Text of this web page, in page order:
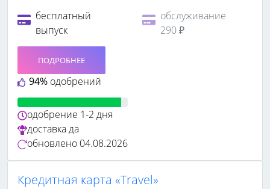
бесплатный
выпуск
обслуживание
290 ₽
94% одобрений
ПОДРОБНЕЕ
одобрение 1-2 дня
доставкада
обновлено 04.08.2026
Кредитная карта «Travel»